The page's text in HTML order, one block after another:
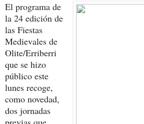
El programa de
la 24 edición de
las Fiestas
Medievales de
Olite/Erriberri
que se hizo
público este
lunes recoge,
como novedad,
dos jornadas